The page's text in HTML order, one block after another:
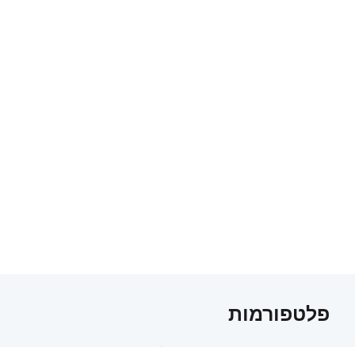
פלטפורמות